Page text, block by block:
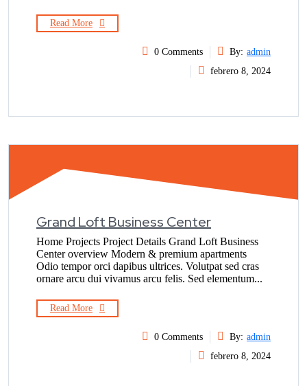
Read More
0 Comments By: admin
febrero 8, 2024
Grand Loft Business Center
Home Projects Project Details Grand Loft Business
Center overview Modern & premium apartments
Odio tempor orci dapibus ultrices. Volutpat sed cras
ornare arcu dui vivamus arcu felis. Sed elementum...
Read More
0 Comments By: admin
febrero 8, 2024